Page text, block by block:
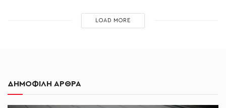
LOAD MORE
ΔΗΜΟΦΙΛΗ ΑΡΘΡΑ